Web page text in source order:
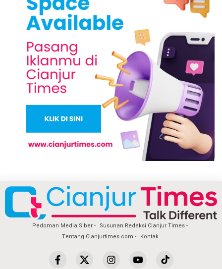
Pedoman Media Siber
Susunan Redaksi Cianjur Times
Tentang Cianjurtimes.com
Kontak